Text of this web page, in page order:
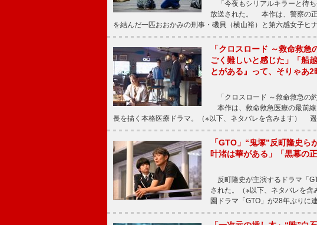
「今夜もシリアルキラーと待
放送された。 本作は、警察の
を結んだ一匹おおかみの刑事・磯貝（横山裕）と第六感女子ヒ
「クロスロード ～救命救
ごく難しいと感じた」「船
とがある』って、そりゃあ2
「クロスロード ～救命救急の
本作は、救命救急医療の最前
長を描く本格医療ドラマ。（※以下、ネタバレを含みます）
「GTO」“鬼塚”反町隆史
叶渚は華がある」「黒幕の正
反町隆史が主演するドラマ「
された。（※以下、ネタバレを
園ドラマ「GTO」が28年ぶりに